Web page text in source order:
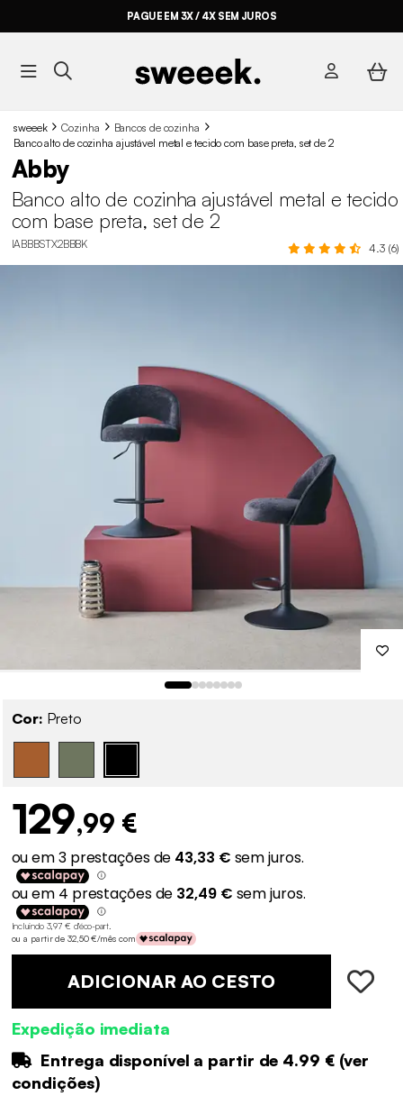
PAGUE EM 3X / 4X SEM JUROS
sweeek Cozinha
Bancos de cozinha
Banco alto de cozinha ajustável metal e tecido com base preta, set de 2
Abby
Banco alto de cozinha ajustável metal e tecido
com base preta, set de 2
IABBBSTX2BBBK 4.3 (6)
Cor: Preto
129,99 €
Incluindo 3,97 € d'éco-part.
ou a partir de 32,50 €/mês com
ADICIONAR AO CESTO
Expedição imediata
Entrega disponível a partir de 4.99 €(ver
condições)